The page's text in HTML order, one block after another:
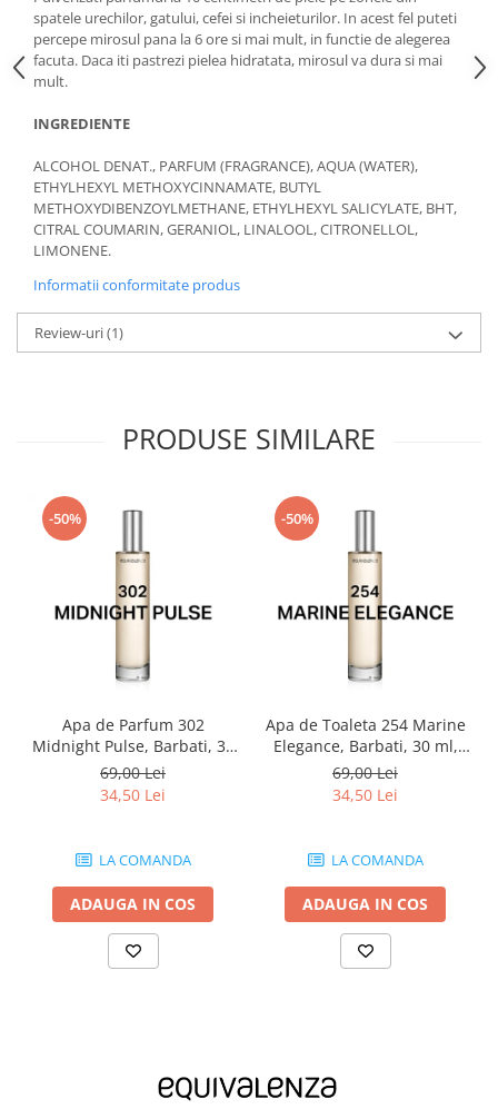
spatele urechilor, gatului, cefei si incheieturilor. In acest fel puteti
percepe mirosul pana la 6 ore si mai mult, in functie de alegerea
facuta. Daca iti pastrezi pielea hidratata, mirosul va dura si mai
mult.
INGREDIENTE
ALCOHOL DENAT., PARFUM (FRAGRANCE), AQUA (WATER),
ETHYLHEXYL METHOXYCINNAMATE, BUTYL
METHOXYDIBENZOYLMETHANE, ETHYLHEXYL SALICYLATE, BHT,
CITRAL COUMARIN, GERANIOL, LINALOOL, CITRONELLOL,
LIMONENE.
Informatii conformitate produs
Review-uri(1)
PRODUSE SIMILARE
-50%
Apa de Parfum 302
Midnight Pulse, Barbati, 30
ml, Equivalenza
69,00 Lei
34,50 Lei
LA COMANDA
ADAUGA IN COS
-50%
Apa de Toaleta 254 Marine
Elegance, Barbati, 30 ml,
Equivalenza
69,00 Lei
34,50 Lei
LA COMANDA
ADAUGA IN COS